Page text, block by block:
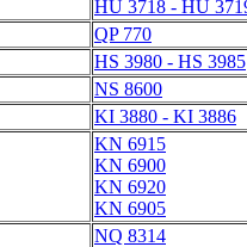
HU 3718 - HU
QP 770
HS 3980 - HS 3985
NS 8600
KI 3880 - KI 3886
KN 6915
KN 6900
KN 6920
KN 6905
NQ 8314